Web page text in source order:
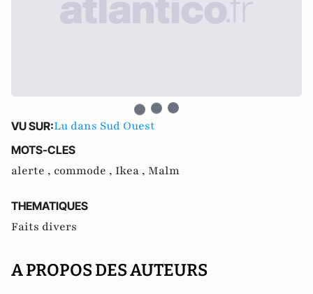
VU SUR:Lu dans Sud Ouest
MOTS-CLES
alerte , commode , Ikea , Malm
THEMATIQUES
Faits divers
A PROPOS DES AUTEURS